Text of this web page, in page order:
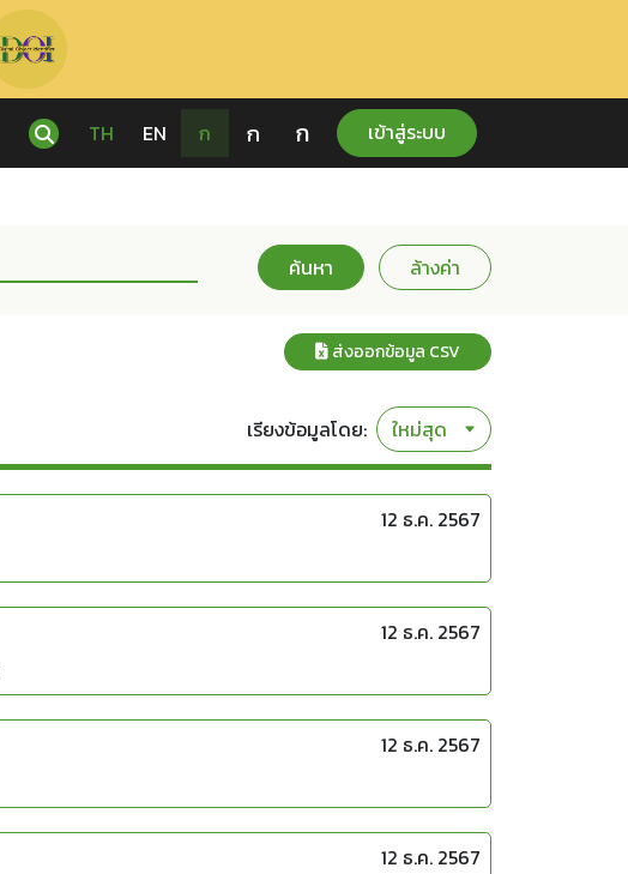
TH EN ก ก ก เข้าสู่ระบบ
ค้นหา ล้างค่า
ส่งออกข้อมูล CSV
เรียงข้อมูลโดย:
12 ธ.ค. 2567
12 ธ.ค. 2567
12 ธ.ค. 2567
12 ธ.ค. 2567